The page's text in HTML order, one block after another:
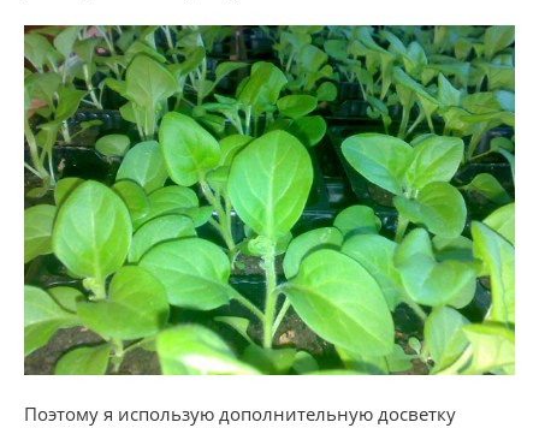
Поэтому я использую дополнительную досветку